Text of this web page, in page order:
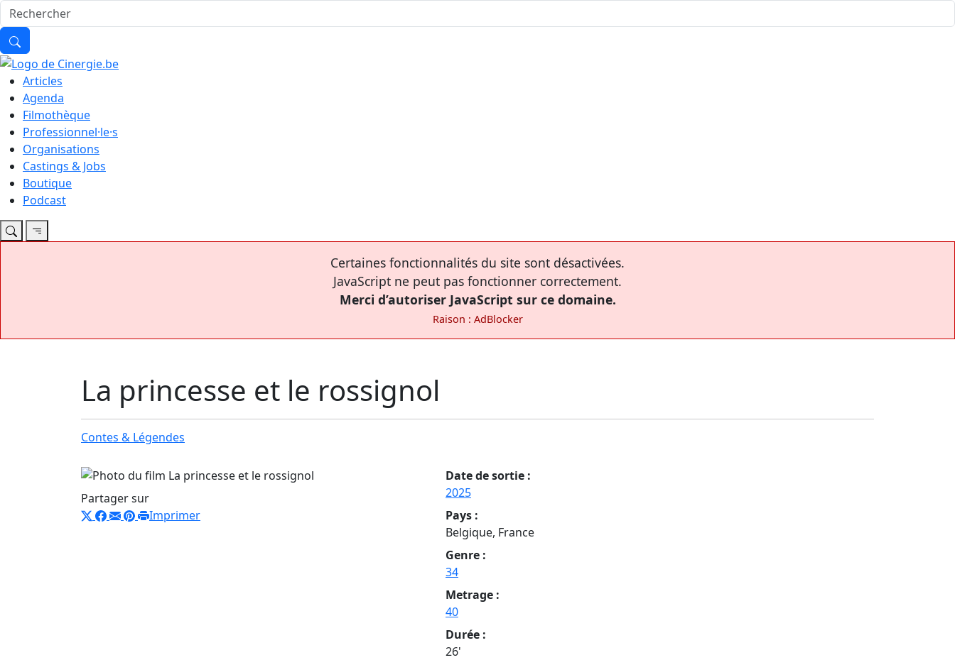
Articles
Agenda
Filmothèque
Professionnel·le·s
Organisations
Castings & Jobs
Boutique
Podcast
Certaines fonctionnalités du site sont désactivées.
JavaScript ne peut pas fonctionner correctement.
Merci d’autoriser JavaScript sur ce domaine.
Raison : AdBlocker
La princesse et le rossignol
Contes & Légendes
Partager sur
Imprimer
Date de sortie :
2025
Pays :
Belgique, France
Genre :
34
Metrage :
40
Durée :
26'